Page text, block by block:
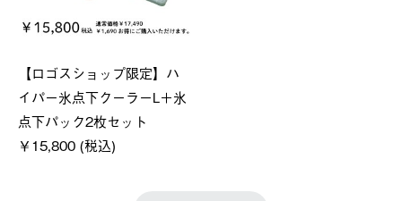
【ロゴスショップ限定】ハ
イパー氷点下クーラーL＋氷
点下パック2枚セット
￥15,800 (税込)